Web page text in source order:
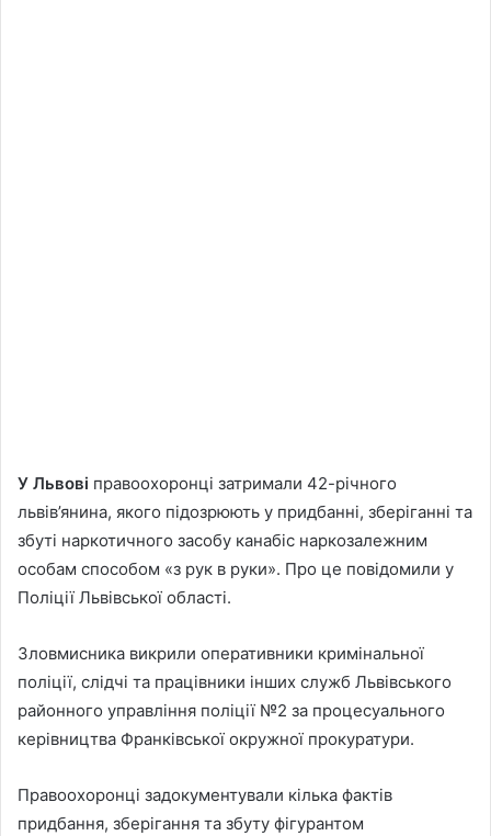
У Львові правоохоронці затримали 42-річного
львів’янина, якого підозрюють у придбанні, зберіганні та
збуті наркотичного засобу канабіс наркозалежним
особам способом «з рук в руки». Про це повідомили у
Поліції Львівської області.
Зловмисника викрили оперативники кримінальної
поліції, слідчі та працівники інших служб Львівського
районного управління поліції №2 за процесуального
керівництва Франківської окружної прокуратури.
Правоохоронці задокументували кілька фактів
придбання, зберігання та збуту фігурантом